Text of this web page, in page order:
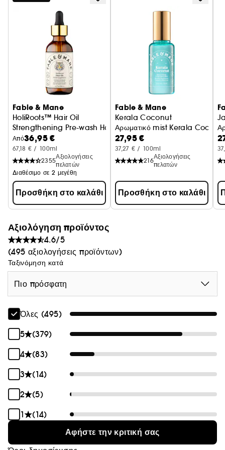
μαλλιά.
Fable & Mane
HoliRoots™ Hair Oil
Strengthening Pre-wash Hair Treatment Oil
Από36,95 €
67,18 € / 100ml
2355
Αξιολογήσεις
πελατών
Διαθέσιμο σε 2 μεγέθη
Προσθήκη στο καλάθι
Fable & Mane
Kerala Coconut
Αρωματικό mist Kerala
27,95 €
37,27 € / 100ml
216
Αξιολογήσεις
πελατών
Προσθήκη στο καλάθι
Αξιολόγηση προϊόντος
4.6/5
(495 αξιολογήσεις προϊόντων)
Ταξινόμηση κατά
Πιο πρόσφατη
Όλες (495)
5
(379)
4
(83)
3
(14)
2
(5)
1
(14)
Αφήστε την κριτική σας